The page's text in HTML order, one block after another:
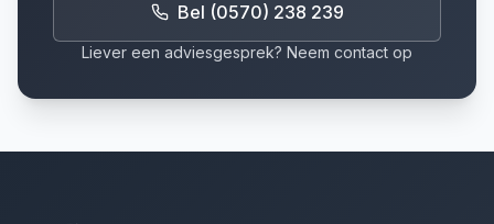
Bel (0570) 238 239
Liever een adviesgesprek? Neem contact op